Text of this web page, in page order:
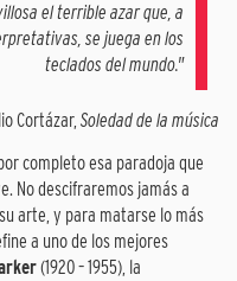
el terrible azar que, a
se juega en los
teclados del mundo."
Cortázar, Soledad de la música
completo esa paradoja que
No descifraremos jamás a
arte, y para matarse lo más
a uno de los mejores
(1920 – 1955), la